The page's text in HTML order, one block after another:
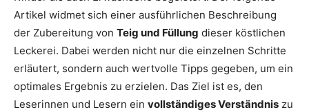
Artikel widmet sich einer ausführlichen Beschreibung
der Zubereitung von Teig und Füllung dieser köstlichen
Leckerei. Dabei werden nicht nur die einzelnen Schritte
erläutert, sondern auch wertvolle Tipps gegeben, um ein
optimales Ergebnis zu erzielen. Das Ziel ist es, den
Leserinnen und Lesern ein vollständiges Verständnis zu